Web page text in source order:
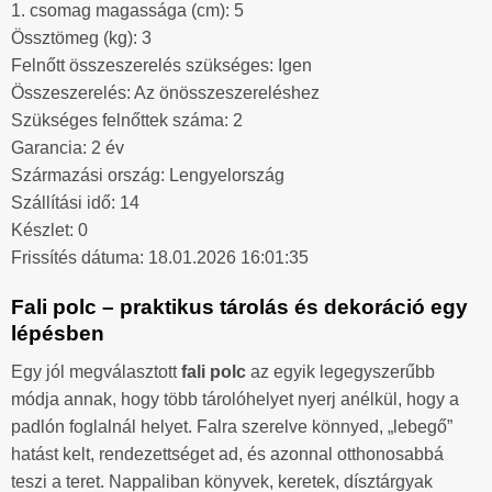
1. csomag magassága (cm): 5
Össztömeg (kg): 3
Felnőtt összeszerelés szükséges: Igen
Összeszerelés: Az önösszeszereléshez
Szükséges felnőttek száma: 2
Garancia: 2 év
Származási ország: Lengyelország
Szállítási idő: 14
Készlet: 0
Frissítés dátuma: 18.01.2026 16:01:35
Fali polc – praktikus tárolás és dekoráció egy
lépésben
Egy jól megválasztottfali polc az egyik legegyszerűbb
módja annak, hogy több tárolóhelyet nyerj anélkül, hogy a
padlón foglalnál helyet. Falra szerelve könnyed, „lebegő”
hatást kelt, rendezettséget ad, és azonnal otthonosabbá
teszi a teret. Nappaliban könyvek, keretek, dísztárgyak